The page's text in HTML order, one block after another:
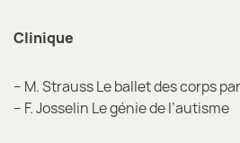
Clinique
– M. Strauss Le ballet des corps
– F. Josselin Le génie de l’autisme